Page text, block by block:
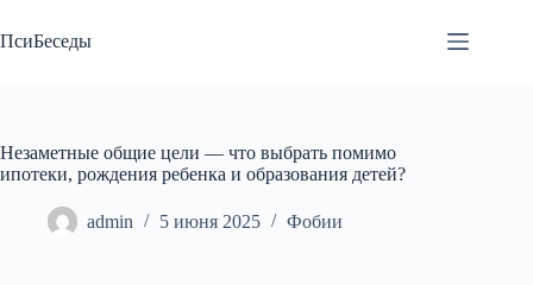
к
сути
ПсиБеседы
Незаметные общие цели — что выбрать помимо
ипотеки, рождения ребенка и образования детей?
admin 5 июня 2025 Фобии